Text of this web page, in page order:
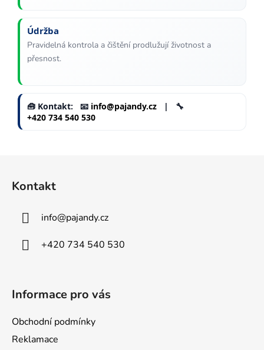
Údržba
Pravidelná kontrola a čištění prodlužují životnost a
přesnost.
🧰 Kontakt: 📧 info@pajandy.cz | 🔧
+420 734 540 530
Kontakt
info@pajandy.cz
+420 734 540 530
Informace pro vás
Obchodní podmínky
Reklamace